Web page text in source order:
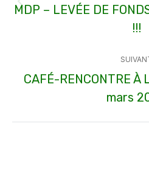
MDP – LEVÉE DE
!!!
:
CAFÉ-RENCONTRE
mars